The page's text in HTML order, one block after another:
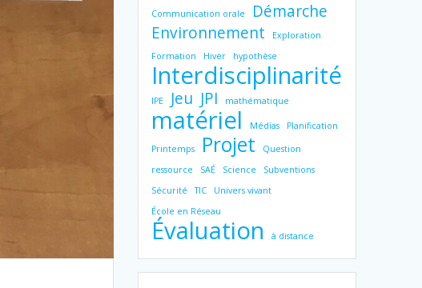
Communication orale
Démarche
Environnement
Exploration
Formation
Hiver hypothèse
Interdisciplinarité
IPE Jeu JPI mathématique
matériel Médias Planification
Printemps Projet
Question
ressource
SAÉ Science
Subventions
Sécurité
TIC
Univers vivant
École en Réseau
Évaluation à distance